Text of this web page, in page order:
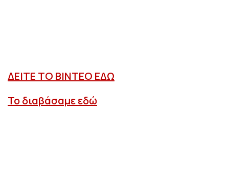
ΔΕΙΤΕ ΤΟ ΒΙΝΤΕΟ ΕΔΩ
Το διαβάσαμε εδώ